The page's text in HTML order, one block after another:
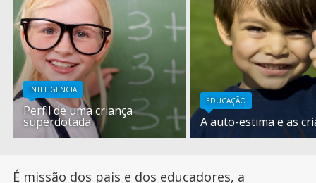
INTELIGENCIA
Perfil de uma criança
superdotada
EDUCAÇÃO
A auto-estima e as
É missão dos pais e dos educadores, a